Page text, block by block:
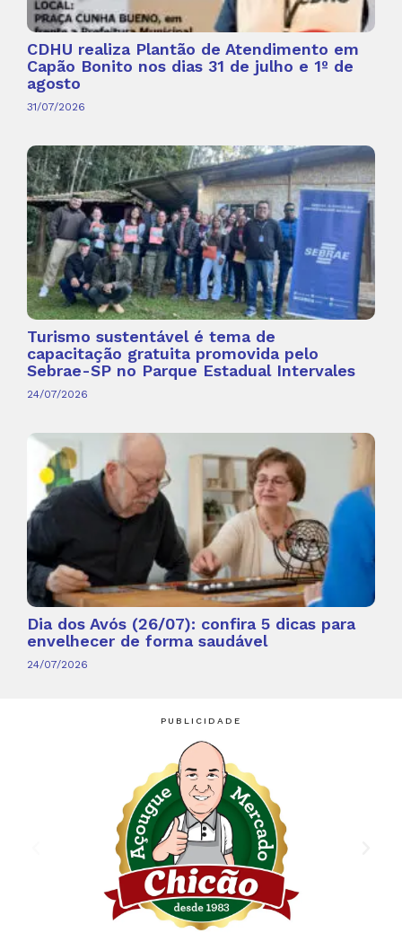
CDHU realiza Plantão de Atendimento em
Capão Bonito nos dias 31 de julho e 1º de
agosto
31/07/2026
Turismo sustentável é tema de
capacitação gratuita promovida pelo
Sebrae-SP no Parque Estadual Intervales
24/07/2026
Dia dos Avós (26/07): confira 5 dicas para
envelhecer de forma saudável
24/07/2026
PUBLICIDADE